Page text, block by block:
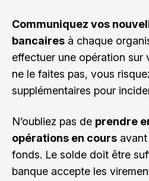
Communiquez vos
bancaires à chaque
effectuer une opération sur
ne le faites pas, vous
supplémentaires pour
N’oubliez pas de prendre
opérations en cours
fonds. Le solde doit être
banque accepte les